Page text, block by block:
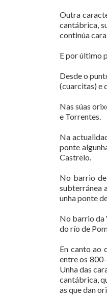
Outra
cantábrica,
continúa
E por último
Desde o
(cuarcitas) e
Nas súas
e Torrentes.
Na
ponte
Castrelo.
No barrio
subterránea
unha ponte
No barrio da
do río de
En canto ao
entre os
Unha das
cantábrica,
as que dan